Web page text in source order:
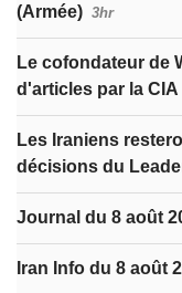
(Armée) 3hr
Le cofondateur de
d'articles par la CIA
Les Iraniens
décisions du
Journal du 8 août
Iran Info du 8 août